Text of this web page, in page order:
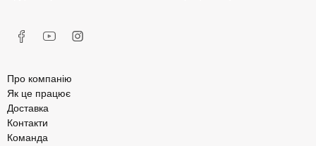
Про компанію
Як це працює
Доставка
Контакти
Команда